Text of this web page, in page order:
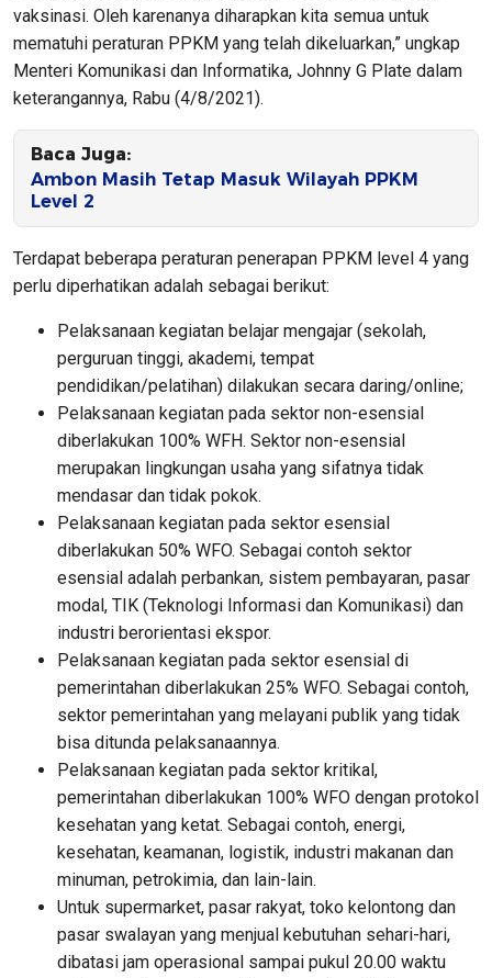
vaksinasi. Oleh karenanya diharapkan kita semua untuk
mematuhi peraturan PPKM yang telah dikeluarkan,” ungkap
Menteri Komunikasi dan Informatika, Johnny G Plate dalam
keterangannya, Rabu (4/8/2021).
Baca Juga:
Ambon Masih Tetap Masuk Wilayah PPKM
Level 2
Terdapat beberapa peraturan penerapan PPKM level 4 yang
perlu diperhatikan adalah sebagai berikut:
Pelaksanaan kegiatan belajar mengajar (sekolah,
perguruan tinggi, akademi, tempat
pendidikan/pelatihan) dilakukan secara daring/online;
Pelaksanaan kegiatan pada sektor non-esensial
diberlakukan 100% WFH. Sektor non-esensial
merupakan lingkungan usaha yang sifatnya tidak
mendasar dan tidak pokok.
Pelaksanaan kegiatan pada sektor esensial
diberlakukan 50% WFO. Sebagai contoh sektor
esensial adalah perbankan, sistem pembayaran, pasar
modal, TIK (Teknologi Informasi dan Komunikasi) dan
industri berorientasi ekspor.
Pelaksanaan kegiatan pada sektor esensial di
pemerintahan diberlakukan 25% WFO. Sebagai contoh,
sektor pemerintahan yang melayani publik yang tidak
bisa ditunda pelaksanaannya.
Pelaksanaan kegiatan pada sektor kritikal,
pemerintahan diberlakukan 100% WFO dengan protokol
kesehatan yang ketat. Sebagai contoh, energi,
kesehatan, keamanan, logistik, industri makanan dan
minuman, petrokimia, dan lain-lain.
Untuk supermarket, pasar rakyat, toko kelontong dan
pasar swalayan yang menjual kebutuhan sehari-hari,
dibatasi jam operasional sampai pukul 20.00 waktu